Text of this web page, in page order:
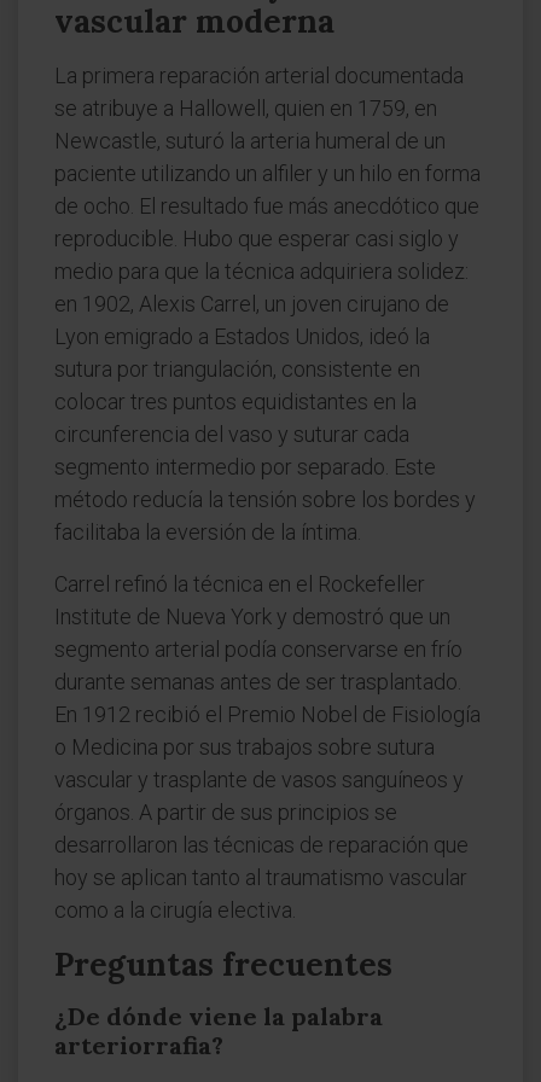
vascular moderna
La primera reparación arterial documentada
se atribuye a Hallowell, quien en 1759, en
Newcastle, suturó la arteria humeral de un
paciente utilizando un alfiler y un hilo en forma
de ocho. El resultado fue más anecdótico que
reproducible. Hubo que esperar casi siglo y
medio para que la técnica adquiriera solidez:
en 1902, Alexis Carrel, un joven cirujano de
Lyon emigrado a Estados Unidos, ideó la
sutura por triangulación, consistente en
colocar tres puntos equidistantes en la
circunferencia del vaso y suturar cada
segmento intermedio por separado. Este
método reducía la tensión sobre los bordes y
facilitaba la eversión de la íntima.
Carrel refinó la técnica en el Rockefeller
Institute de Nueva York y demostró que un
segmento arterial podía conservarse en frío
durante semanas antes de ser trasplantado.
En 1912 recibió el Premio Nobel de Fisiología
o Medicina por sus trabajos sobre sutura
vascular y trasplante de vasos sanguíneos y
órganos. A partir de sus principios se
desarrollaron las técnicas de reparación que
hoy se aplican tanto al traumatismo vascular
como a la cirugía electiva.
Preguntas frecuentes
¿De dónde viene la palabra
arteriorrafia?